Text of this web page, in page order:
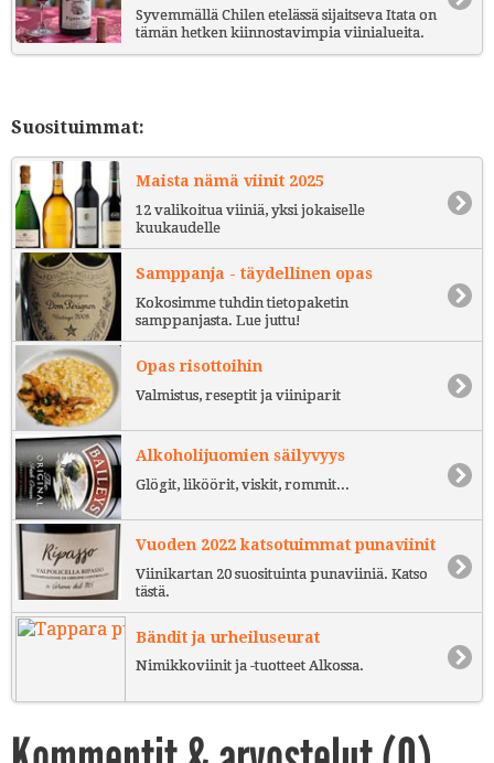
Syvemmällä Chilen etelässä sijaitseva Itata on
tämän hetken kiinnostavimpia viinialueita.
Suosituimmat:
Maista nämä viinit 2025
12 valikoitua viiniä, yksi jokaiselle
kuukaudelle
Samppanja - täydellinen opas
Kokosimme tuhdin tietopaketin
samppanjasta. Lue juttu!
Opas risottoihin
Valmistus, reseptit ja viiniparit
Alkoholijuomien säilyvyys
Glögit, liköörit, viskit, rommit...
Vuoden 2022 katsotuimmat punaviinit
Viinikartan 20 suosituinta punaviiniä. Katso
tästä.
Bändit ja urheiluseurat
Nimikkoviinit ja -tuotteet Alkossa.